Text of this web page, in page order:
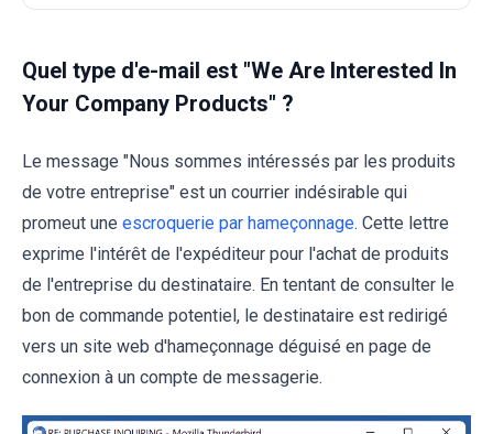
Quel type d'e-mail est "We Are Interested In
Your Company Products" ?
Le message "Nous sommes intéressés par les produits
de votre entreprise" est un courrier indésirable qui
promeut une escroquerie par hameçonnage. Cette lettre
exprime l'intérêt de l'expéditeur pour l'achat de produits
de l'entreprise du destinataire. En tentant de consulter le
bon de commande potentiel, le destinataire est redirigé
vers un site web d'hameçonnage déguisé en page de
connexion à un compte de messagerie.